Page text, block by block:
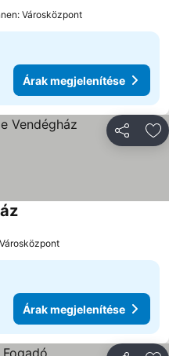
Városközpont
Árak megjelenítése
Árak megjelenítése
Árak megjelenítése